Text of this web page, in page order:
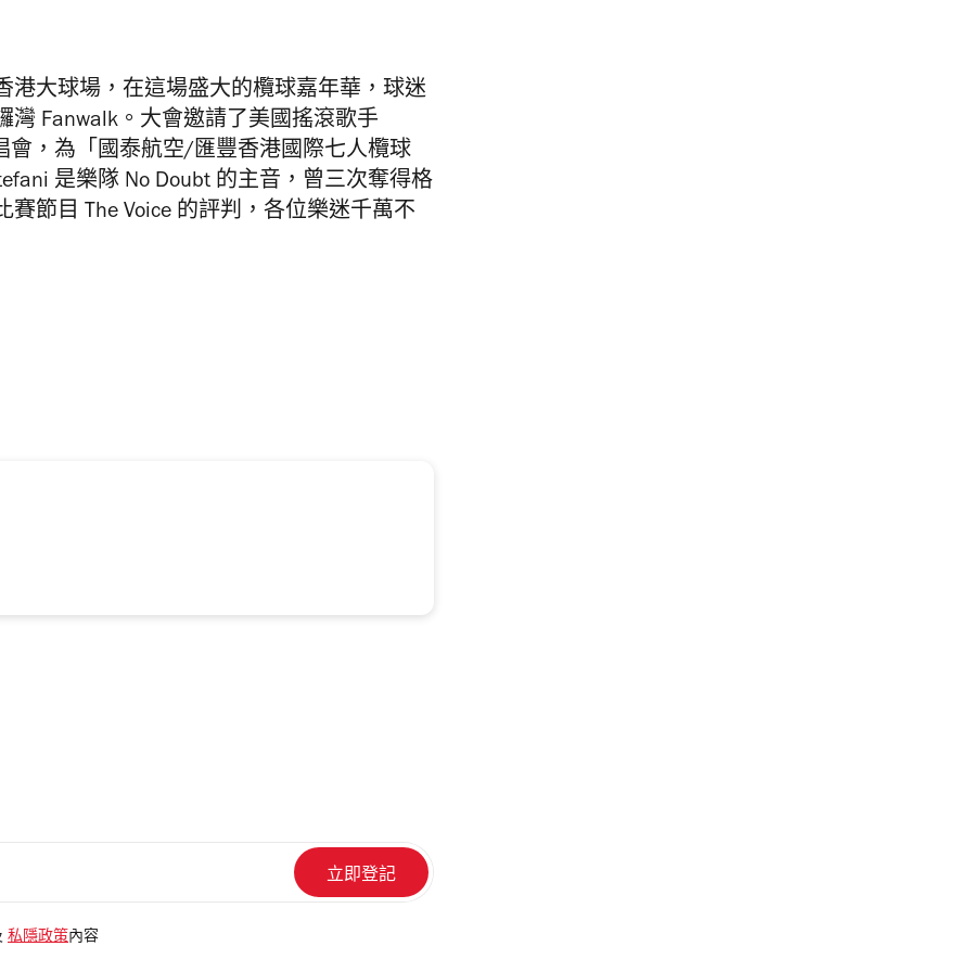
港大球場，在這場盛大的欖球嘉年華，球迷
Fanwalk。大會邀請了美國搖滾歌手
會，為「國泰航空/匯豐香港國際七人欖球
是樂隊 No Doubt 的主音， 曾三次奪得格
節目 The Voice 的評判，各位樂迷千萬不
私隱政策 內容